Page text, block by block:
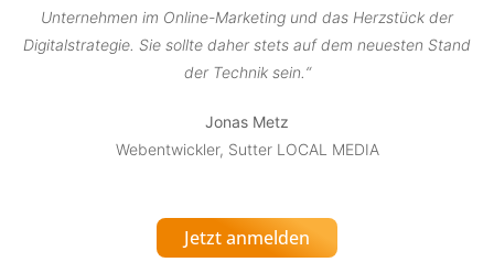
Unternehmen im Online-Marketing und das Herzstück der
Digitalstrategie. Sie sollte daher stets auf dem neuesten Stand
der Technik sein.“
Jonas Metz
Webentwickler, Sutter LOCAL MEDIA
Jetzt anmelden